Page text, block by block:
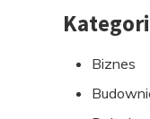
Przejdź
Biznes